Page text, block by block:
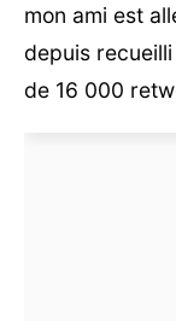
mon ami est
depuis recueilli
de 16 000